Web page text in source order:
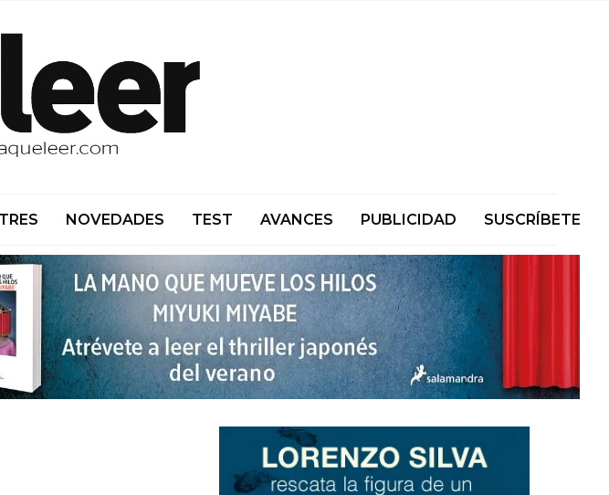
NOVEDADES TEST AVANCES PUBLICIDAD SUSCRÍBETE